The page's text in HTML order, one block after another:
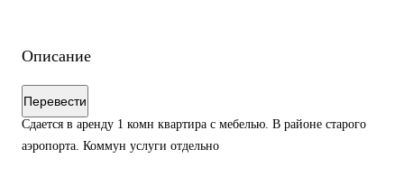
Описание
Перевести
Сдается в аренду 1 комн квартира с мебелью. В районе старого
аэропорта. Коммун услуги отдельно